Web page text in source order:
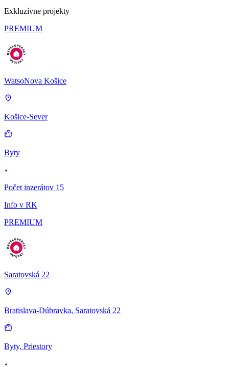
Exkluzívne projekty
PREMIUM
WatsoNova Košice
Košice-Sever
Byty
Počet inzerátov 15
Info v RK
PREMIUM
Saratovská 22
Bratislava-Dúbravka, Saratovská 22
Byty, Priestory